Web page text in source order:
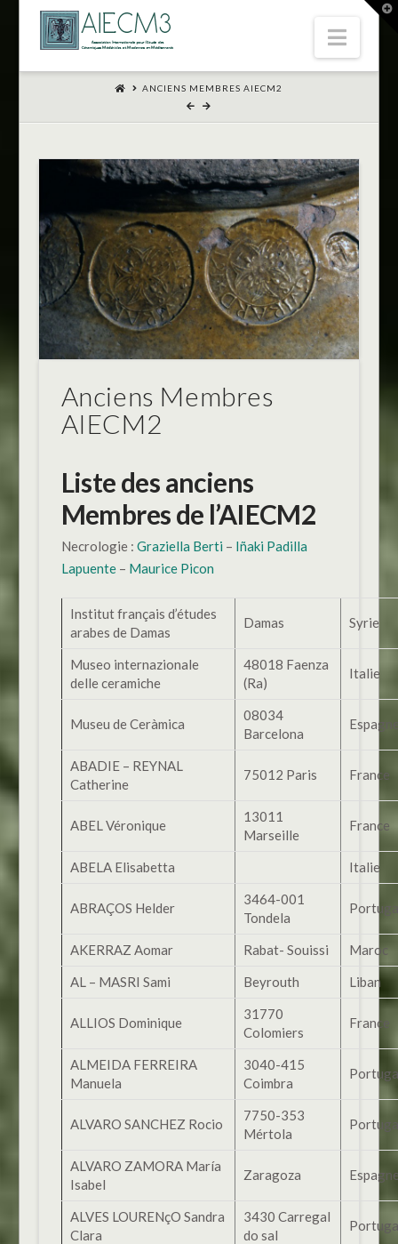
ANCIENS MEMBRES AIECM2
Anciens Membres
AIECM2
Liste des anciens
Membres de l’AIECM2
Necrologie : Graziella Berti – Iñaki Padilla
Lapuente– Maurice Picon
Institut français d’études
arabes de Damas
Damas Syrie
Museo internazionale
delle ceramiche
48018 Faenza
(Ra)
Italie
Museu de Ceràmica
08034
Barcelona
ABADIE – REYNAL
Catherine
75012 Paris France
ABEL Véronique
13011
Marseille
France
ABELA Elisabetta Italie
ABRAÇOS Helder
3464-001
Tondela
AKERRAZ Aomar Rabat- Souissi
Maroc
AL – MASRI Sami
Beyrouth Liban
ALLIOS Dominique
31770
Colomiers
France
ALMEIDA FERREIRA
Manuela
3040-415
Coimbra
ALVARO SANCHEZ Rocio
7750-353
Mértola
ALVARO ZAMORA María
Isabel
Zaragoza
ALVES LOURENçO Sandra
Clara
3430 Carregal
do sal